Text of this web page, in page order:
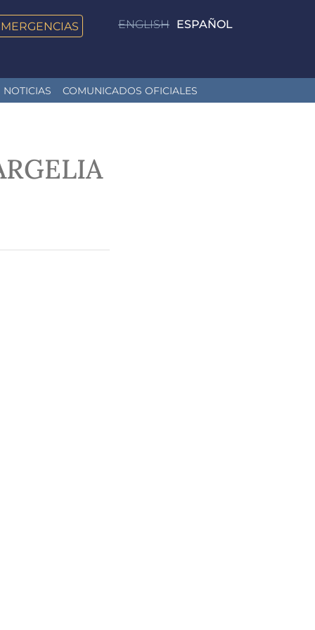
ENGLISH ESPAÑOL
NOTICIAS COMUNICADOS OFICIALES